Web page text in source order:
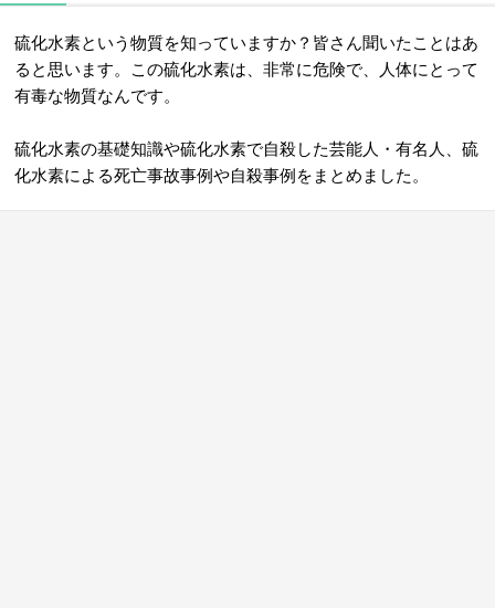
硫化水素という物質を知っていますか？皆さん聞いたことはあ
ると思います。この硫化水素は、非常に危険で、人体にとって
有毒な物質なんです。
硫化水素の基礎知識や硫化水素で自殺した芸能人・有名人、硫
化水素による死亡事故事例や自殺事例をまとめました。